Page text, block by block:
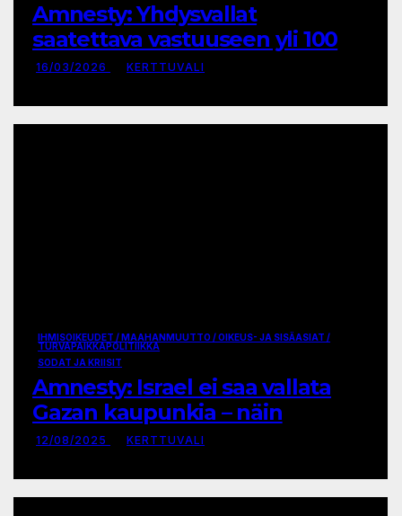
Amnesty: Yhdysvallat
saatettava vastuuseen yli 100
lasta tappaneesta kouluiskusta
16/03/2026 KERTTUVALI
IHMISOIKEUDET / MAAHANMUUTTO / OIKEUS- JA SISÄASIAT /
TURVAPAIKKAPOLITIIKKA
SODAT JA KRIISIT
Amnesty: Israel ei saa vallata
Gazan kaupunkia – näin
Suomen täytyy toimia
12/08/2025 KERTTUVALI